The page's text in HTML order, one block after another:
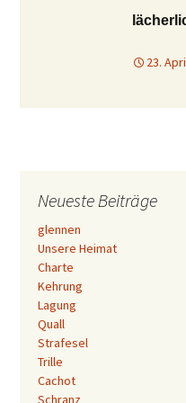
23.
Neueste Beiträge
glennen
Unsere Heimat
Charte
Kehrung
Lagung
Quall
Strafesel
Trille
Cachot
Schranz